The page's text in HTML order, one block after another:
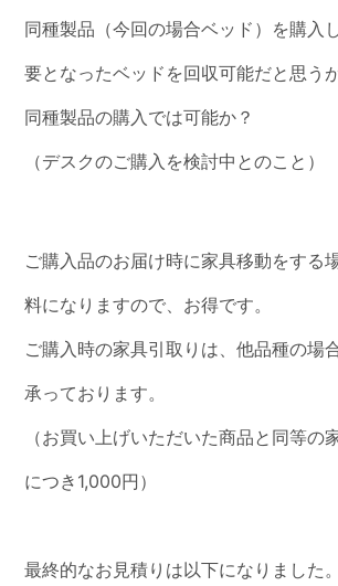
同種製品（今回の場合ベッド）を購入
要となったベッドを回収可能だと思うが
同種製品の購入では可能か？
（デスクのご購入を検討中とのこと）
ご購入品のお届け時に家具移動をする
料になりますので、お得です。
ご購入時の家具引取りは、他品種の場
承っております。
（お買い上げいただいた商品と同等の
につき1,000円）
最終的なお見積りは以下になりました。